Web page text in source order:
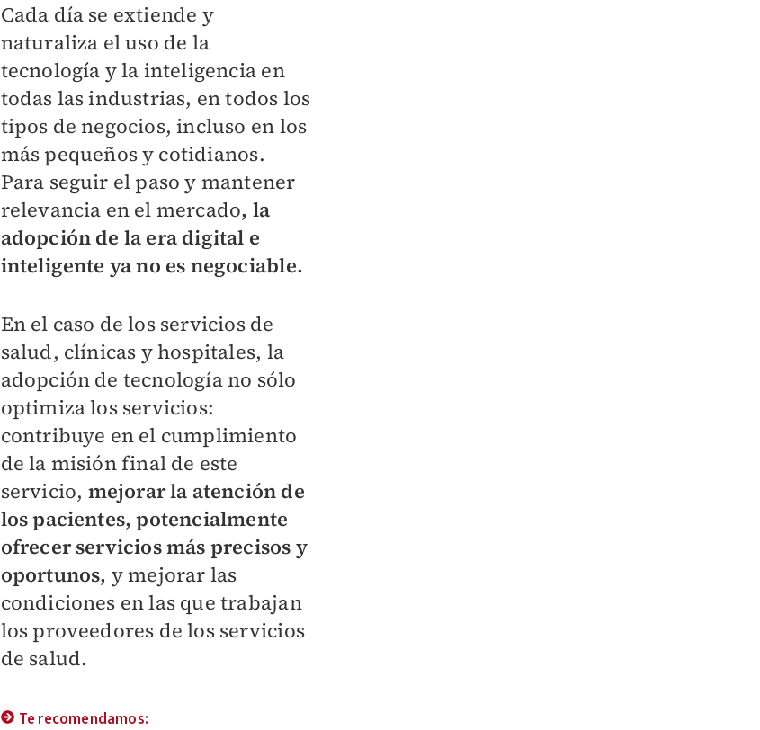
Cada día se extiende y
naturaliza el uso de la
tecnología y la inteligencia en
todas las industrias, en todos los
tipos de negocios, incluso en los
más pequeños y cotidianos.
Para seguir el paso y mantener
relevancia en el mercado, la
adopción de la era digital e
inteligente ya no es negociable.
En el caso de los servicios de
salud, clínicas y hospitales, la
adopción de tecnología no sólo
optimiza los servicios:
contribuye en el cumplimiento
de la misión final de este
servicio, mejorar la atención de
los pacientes, potencialmente
ofrecer servicios más precisos y
oportunos, y mejorar las
condiciones en las que trabajan
los proveedores de los servicios
de salud.
Te recomendamos: